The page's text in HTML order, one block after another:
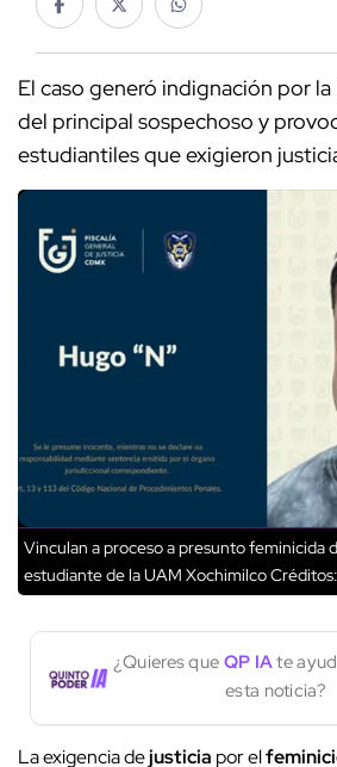
El caso generó indignación por
del principal sospechoso y
estudiantiles que exigieron
Vinculan a proceso a presunto feminicida
estudiante de la UAM Xochimilco
¿Quieres que QP IAte
esta noticia?
La exigencia dejusticia por el